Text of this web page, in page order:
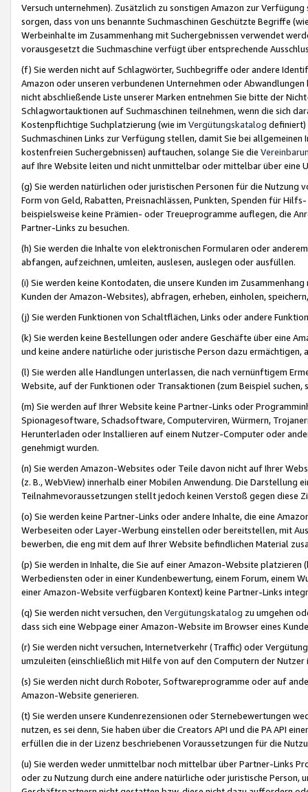
Versuch unternehmen). Zusätzlich zu sonstigen Amazon zur
sorgen, dass von uns benannte Suchmaschinen Geschützte Begriffe
Werbeinhalte im Zusammenhang mit Suchergebnissen verwendet
vorausgesetzt die Suchmaschine verfügt über entsprechende
(f) Sie werden nicht auf Schlagwörter, Suchbegriffe oder andere
Amazon oder unseren verbundenen Unternehmen oder
nicht abschließende Liste unserer Marken entnehmen Sie bitte der
Schlagwortauktionen auf Suchmaschinen teilnehmen, wenn die sich
Kostenpflichtige Suchplatzierung (wie im Vergütungskatalog definiert)
Suchmaschinen Links zur Verfügung stellen, damit Sie bei
kostenfreien Suchergebnissen) auftauchen, solange Sie die
auf Ihre Website leiten und nicht unmittelbar oder mittelbar über eine
(g) Sie werden natürlichen oder juristischen Personen für die Nutzung
Form von Geld, Rabatten, Preisnachlässen, Punkten, Spenden für
beispielsweise keine Prämien- oder Treueprogramme auflegen, die
Partner-Links zu besuchen.
(h) Sie werden die Inhalte von elektronischen Formularen oder
abfangen, aufzeichnen, umleiten, auslesen, auslegen oder ausfüllen.
(i) Sie werden keine Kontodaten, die unsere Kunden im
Kunden der Amazon-Websites), abfragen, erheben, einholen,
(j) Sie werden Funktionen von Schaltflächen, Links oder andere
(k) Sie werden keine Bestellungen oder andere Geschäfte über eine
und keine andere natürliche oder juristische Person dazu
(l) Sie werden alle Handlungen unterlassen, die nach vernünftigem
Website, auf der Funktionen oder Transaktionen (zum Beispiel
(m) Sie werden auf Ihrer Website keine Partner-Links oder
Spionagesoftware, Schadsoftware, Computerviren, Würmern,
Herunterladen oder Installieren auf einem Nutzer-Computer oder
genehmigt wurden.
(n) Sie werden Amazon-Websites oder Teile davon nicht auf Ihrer
(z. B., WebView) innerhalb einer Mobilen Anwendung. Die Darstellung
Teilnahmevoraussetzungen stellt jedoch keinen Verstoß gegen diese
(o) Sie werden keine Partner-Links oder andere Inhalte, die eine
Werbeseiten oder Layer-Werbung einstellen oder bereitstellen, mit
bewerben, die eng mit dem auf Ihrer Website befindlichen Material
(p) Sie werden in Inhalte, die Sie auf einer Amazon-Website
Werbediensten oder in einer Kundenbewertung, einem Forum, einem
einer Amazon-Website verfügbaren Kontext) keine Partner-Links
(q) Sie werden nicht versuchen, den Vergütungskatalog zu umgehen
dass sich eine Webpage einer Amazon-Website im Browser eines
(r) Sie werden nicht versuchen, Internetverkehr (Traffic) oder
umzuleiten (einschließlich mit Hilfe von auf den Computern der
(s) Sie werden nicht durch Roboter, Softwareprogramme oder auf
Amazon-Website generieren.
(t) Sie werden unsere Kundenrezensionen oder Sternebewertungen
nutzen, es sei denn, Sie haben über die Creators API und die PA API
erfüllen die in der Lizenz beschriebenen Voraussetzungen für die
(u) Sie werden weder unmittelbar noch mittelbar über Partner-Links
oder zu Nutzung durch eine andere natürliche oder juristische